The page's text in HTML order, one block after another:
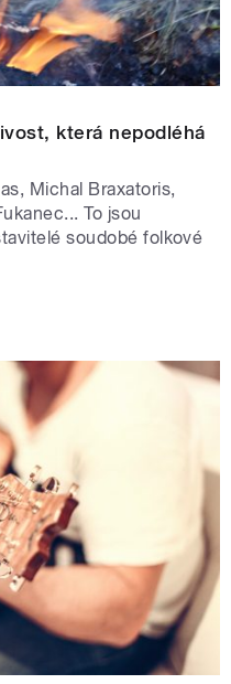
která nepodléhá
Michal Braxatoris,
To jsou
soudobé folkové